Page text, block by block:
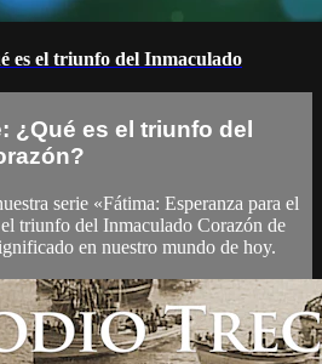
es el triunfo del Inmaculado
¿Qué es el triunfo del
serie «Fátima: Esperanza para el
triunfo del Inmaculado Corazón de
en nuestro mundo de hoy.